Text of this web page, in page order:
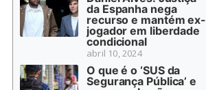
da Espanha nega
recurso e mantém ex-
jogador em liberdade
condicional
abril 10, 2024
O que é o ‘SUS da
Segurança Pública’ e